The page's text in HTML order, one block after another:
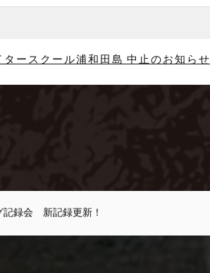
タースクール浦和田島 中止のお知らせ
記録会 新記録更新！